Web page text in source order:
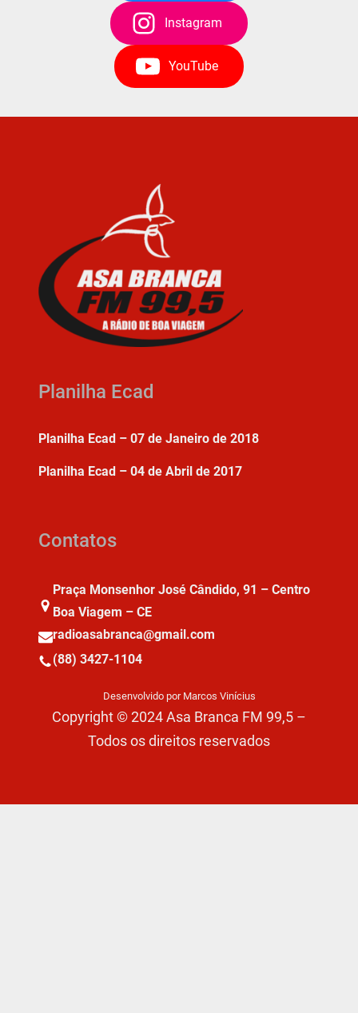
Instagram
YouTube
Planilha Ecad
Planilha Ecad – 07 de Janeiro de 2018
Planilha Ecad – 04 de Abril de 2017
Contatos
Praça Monsenhor José Cândido, 91 – Centro
Boa Viagem – CE
radioasabranca@gmail.com
(88) 3427-1104
Desenvolvido por Marcos Vinícius
Copyright © 2024 Asa Branca FM 99,5 –
Todos os direitos reservados